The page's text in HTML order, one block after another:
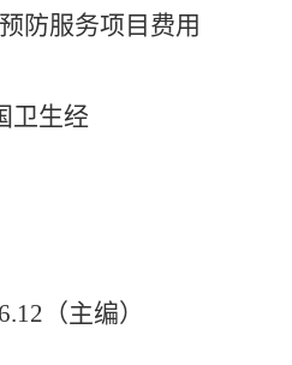
防服务项目费用
卫生经
（主编）